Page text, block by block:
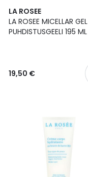
LA ROSEE
LA ROSEE MICELLAR GEL
PUHDISTUSGEELI 195 ML
19,50 €